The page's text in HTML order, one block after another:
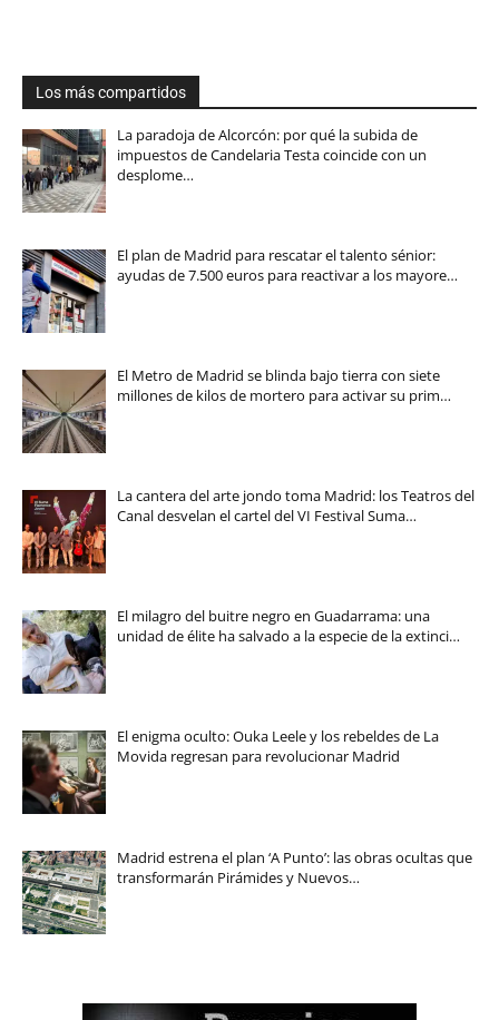
Los más compartidos
La paradoja de Alcorcón: por qué la subida de
impuestos de Candelaria Testa coincide con un
desplome…
El plan de Madrid para rescatar el talento sénior:
ayudas de 7.500 euros para reactivar a los mayore…
El Metro de Madrid se blinda bajo tierra con siete
millones de kilos de mortero para activar su prim…
La cantera del arte jondo toma Madrid: los Teatros del
Canal desvelan el cartel del VI Festival Suma…
El milagro del buitre negro en Guadarrama: una
unidad de élite ha salvado a la especie de la extinci…
El enigma oculto: Ouka Leele y los rebeldes de La
Movida regresan para revolucionar Madrid
Madrid estrena el plan ‘A Punto’: las obras ocultas que
transformarán Pirámides y Nuevos…